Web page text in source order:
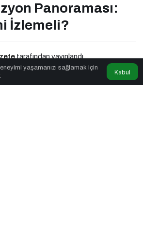
Panoraması:
İzlemeli?
tarafından yayınlandı
yaşamanızı sağlamak için
Kabul